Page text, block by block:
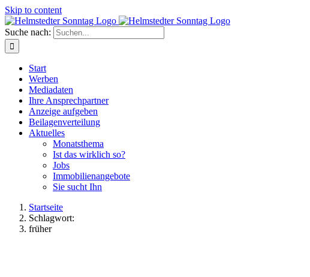
Skip to content
Suche nach:
Start
Werben
Mediadaten
Ihre Ansprechpartner
Anzeige aufgeben
Beilagenverteilung
Aktuelles
Monatsthema
Ist das wirklich so?
Jobs
Immobilienangebote
Sie sucht Ihn
Startseite
Schlagwort:
früher